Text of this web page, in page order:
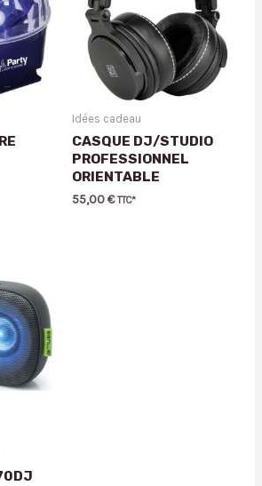
Idées cadeau
CASQUE DJ/STUDIO
PROFESSIONNEL
ORIENTABLE
55,00€ TTC*